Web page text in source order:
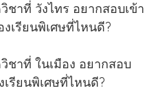
ชาที่ วังไทร อยากสอบเข้า
งเรียนพิเศษที่ไหนดี?
ชาที่ ในเมือง อยากสอบ
เรียนพิเศษที่ไหนดี?